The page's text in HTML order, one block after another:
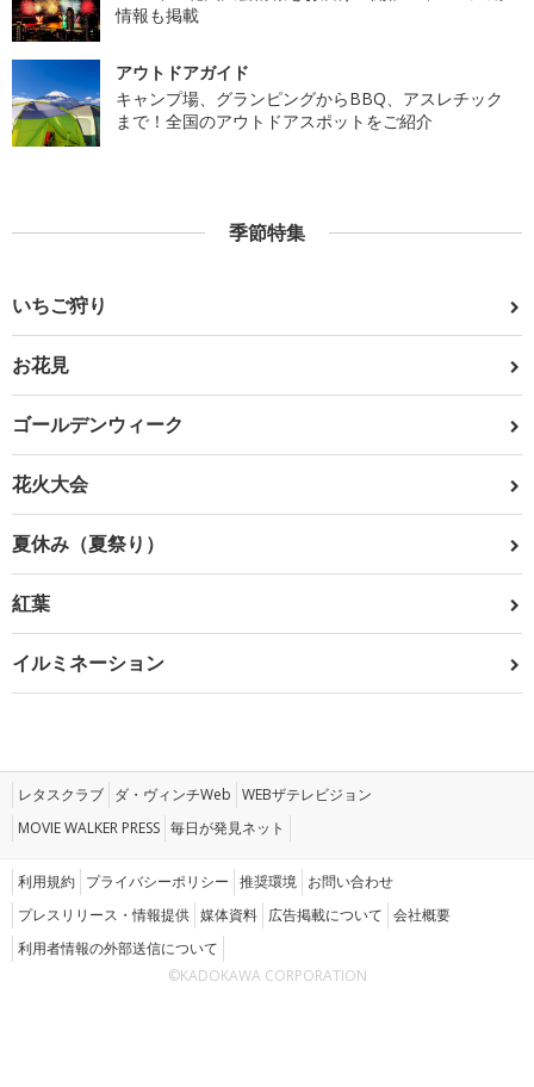
情報も掲載
アウトドアガイド
キャンプ場、グランピングからBBQ、アスレチック
まで！全国のアウトドアスポットをご紹介
季節特集
いちご狩り
お花見
ゴールデンウィーク
花火大会
夏休み（夏祭り）
紅葉
イルミネーション
レタスクラブ ダ・ヴィンチWeb WEBザテレビジョン
MOVIE WALKER PRESS 毎日が発見ネット
利用規約 プライバシーポリシー 推奨環境 お問い合わせ
プレスリリース・情報提供 媒体資料 広告掲載について 会社概要
利用者情報の外部送信について
©KADOKAWA CORPORATION